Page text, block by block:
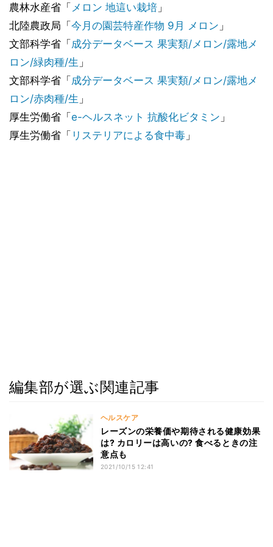
農林水産省「 メロン 地這い栽培 」
北陸農政局「今月の園芸特産作物 9月 メロン 」
文部科学省「成分データベース 果実類/メロン/露地メ
ロン/緑肉種/生 」
文部科学省「成分データベース 果実類/メロン/露地メ
ロン/赤肉種/生 」
厚生労働省「e-ヘルスネット 抗酸化ビタミン 」
厚生労働省「 リステリアによる食中毒 」
編集部が選ぶ関連記事
ヘルスケア
レーズンの栄養価や期待される健康効果
は? カロリーは高いの? 食べるときの注
意点も
2021/10/15 12:41